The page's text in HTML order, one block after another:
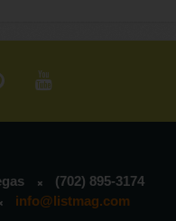
(702) 895-3174
info@listmag.com